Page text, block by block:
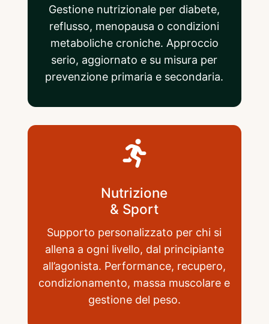
Gestione nutrizionale per diabete,
reflusso, menopausa o condizioni
metaboliche croniche. Approccio
serio, aggiornato e su misura per
prevenzione primaria e secondaria.
Nutrizione
& Sport
Supporto personalizzato per chi si
allena a ogni livello, dal principiante
all’agonista. Performance, recupero,
condizionamento, massa muscolare e
gestione del peso.